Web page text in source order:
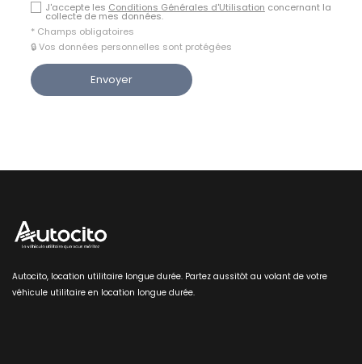
J'accepte les Conditions Générales d'Utilisation concernant la
collecte de mes données.
* Champs obligatoires
🔒 Vos données personnelles sont protégées
Autocito, location utilitaire longue durée. Partez aussitôt au volant de votre
véhicule utilitaire en location longue durée.